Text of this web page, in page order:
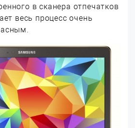
в сканера отпечатков
весь процесс очень